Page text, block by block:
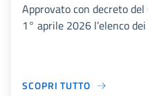
Approvato con decreto
1° aprile 2026 l’elenco
SCOPRI TUTTO